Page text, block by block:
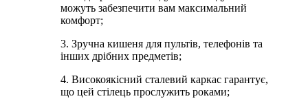
можуть забезпечити вам максимальний
комфорт;
3. Зручна кишеня для пультів, телефонів та
інших дрібних предметів;
4. Високоякісний сталевий каркас гарантує,
що цей стілець прослужить роками;